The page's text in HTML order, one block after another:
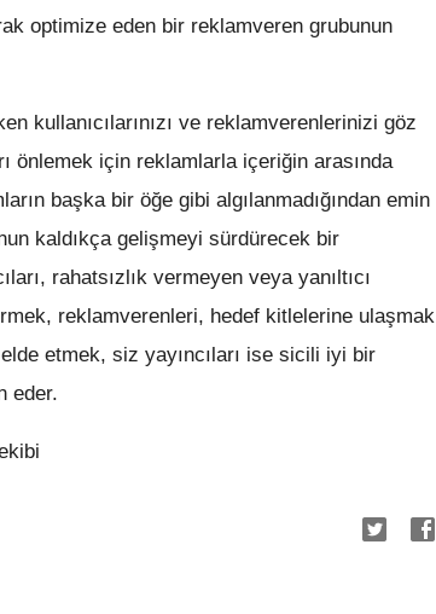
optimize eden bir reklamveren grubunun
kullanıcılarınızı ve reklamverenlerinizi göz
önlemek için reklamlarla içeriğin arasında
başka bir öğe gibi algılanmadığından emin
kaldıkça gelişmeyi sürdürecek bir
rahatsızlık vermeyen veya yanıltıcı
reklamverenleri, hedef kitlelerine ulaşmak
etmek, siz yayıncıları ise sicili iyi bir
eder.